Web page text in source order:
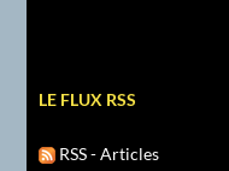
LE FLUX RSS
RSS - Articles